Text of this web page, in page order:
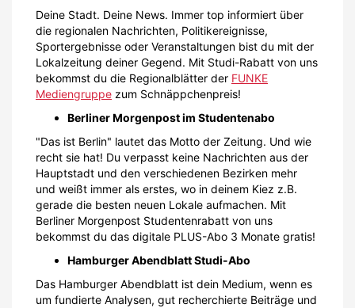
Deine Stadt. Deine News. Immer top informiert über
die regionalen Nachrichten, Politikereignisse,
Sportergebnisse oder Veranstaltungen bist du mit der
Lokalzeitung deiner Gegend. Mit Studi-Rabatt von uns
bekommst du die Regionalblätter der FUNKE
Mediengruppe zum Schnäppchenpreis!
Berliner Morgenpost im Studentenabo
"Das ist Berlin" lautet das Motto der Zeitung. Und wie
recht sie hat! Du verpasst keine Nachrichten aus der
Hauptstadt und den verschiedenen Bezirken mehr
und weißt immer als erstes, wo in deinem Kiez z.B.
gerade die besten neuen Lokale aufmachen. Mit
Berliner Morgenpost Studentenrabatt von uns
bekommst du das digitale PLUS-Abo 3 Monate gratis!
Hamburger Abendblatt Studi-Abo
Das Hamburger Abendblatt ist dein Medium, wenn es
um fundierte Analysen, gut recherchierte Beiträge und